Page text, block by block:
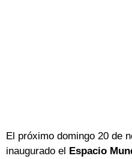
El próximo domingo 20 de
inaugurado el Espacio